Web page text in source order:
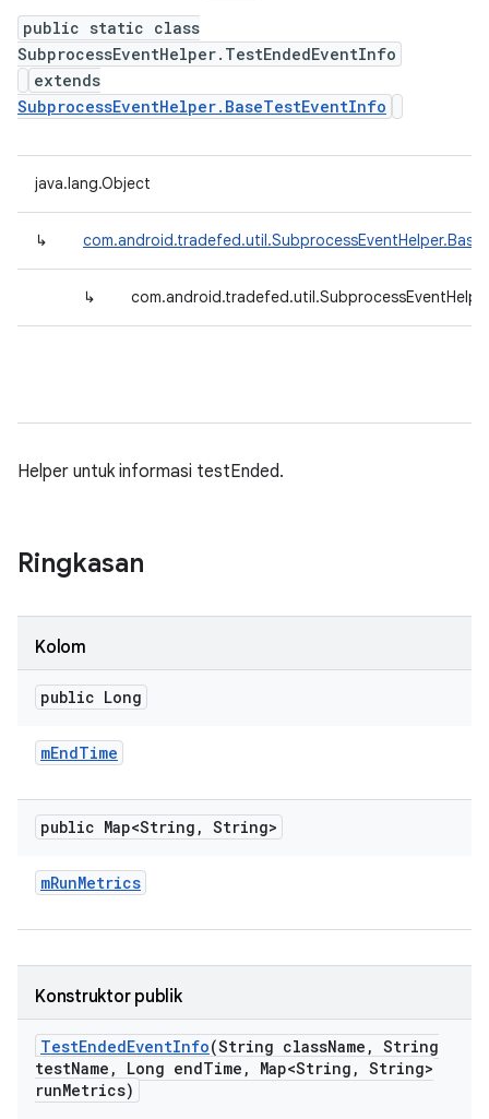
public static class
SubprocessEventHelper.TestEndedEventInfo
extends
SubprocessEventHelper.BaseTestEventInfo
java.lang.Object
↳
↳
Helper untuk informasi testEnded.
Ringkasan
Kolom
public Long
mEndTime
public Map<String , String>
mRunMetrics
Konstruktor publik
TestEndedEventInfo(String className , String
testName , Long endTime , Map<String , String>
runMetrics)